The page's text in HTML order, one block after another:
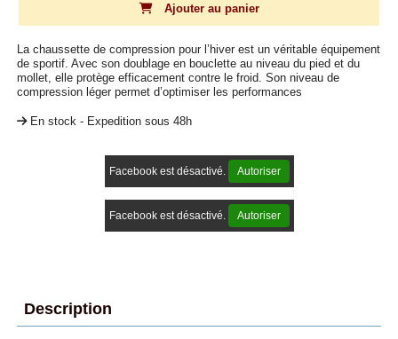
Ajouter au panier
La chaussette de compression pour l’hiver est un véritable équipement
de sportif. Avec son doublage en bouclette au niveau du pied et du
mollet, elle protège efficacement contre le froid. Son niveau de
compression léger permet d’optimiser les performances
En stock - Expedition sous 48h
Facebook est désactivé. Autoriser
Facebook est désactivé. Autoriser
Description